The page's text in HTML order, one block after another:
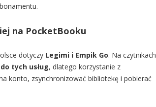
na PocketBooku
dotyczy Legimi i Empik Go. Na czytnikach
tych usług, dlatego korzystanie z
konto, zsynchronizować bibliotekę i pobierać